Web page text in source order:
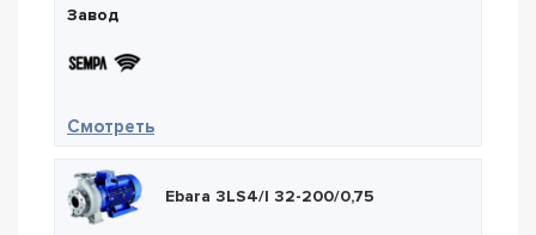
Завод
Смотреть— Sempa TKF-M 40-250 11
Ebara 3LS4/I 32-200/0,75